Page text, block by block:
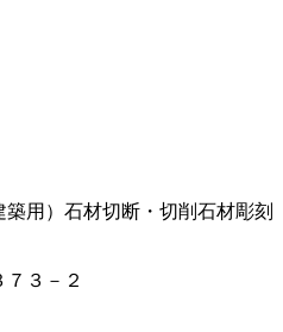
用） 石材切断・切削 石材彫刻
３－２